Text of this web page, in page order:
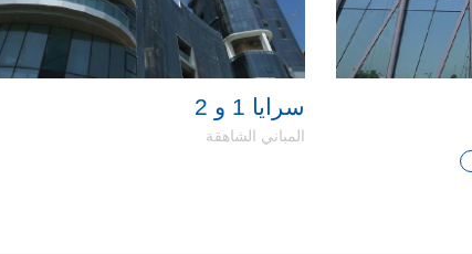
سرايا 1 و 2
المباني الشاهقة